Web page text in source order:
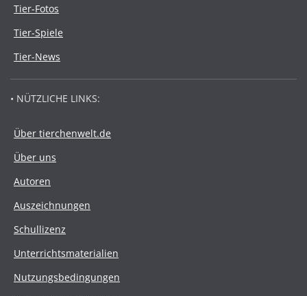
Tier-Fotos
Tier-Spiele
Tier-News
• NÜTZLICHE LINKS:
Über tierchenwelt.de
Über uns
Autoren
Auszeichnungen
Schullizenz
Unterrichtsmaterialien
Nutzungsbedingungen